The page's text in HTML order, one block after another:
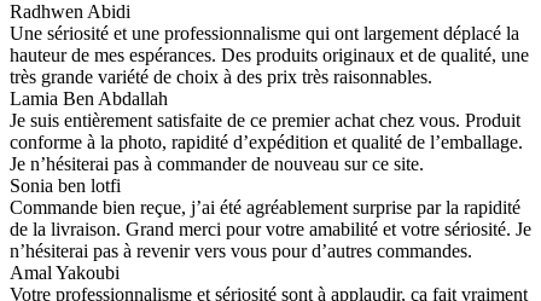
Radhwen Abidi
Une sériosité et une professionnalisme qui ont largement déplacé la
hauteur de mes espérances. Des produits originaux et de qualité, une
très grande variété de choix à des prix très raisonnables.
Lamia Ben Abdallah
Je suis entièrement satisfaite de ce premier achat chez vous. Produit
conforme à la photo, rapidité d’expédition et qualité de l’emballage.
Je n’hésiterai pas à commander de nouveau sur ce site.
Sonia ben lotfi
Commande bien reçue, j’ai été agréablement surprise par la rapidité
de la livraison. Grand merci pour votre amabilité et votre sériosité. Je
n’hésiterai pas à revenir vers vous pour d’autres commandes.
Amal Yakoubi
Votre professionnalisme et sériosité sont à applaudir, ça fait vraiment